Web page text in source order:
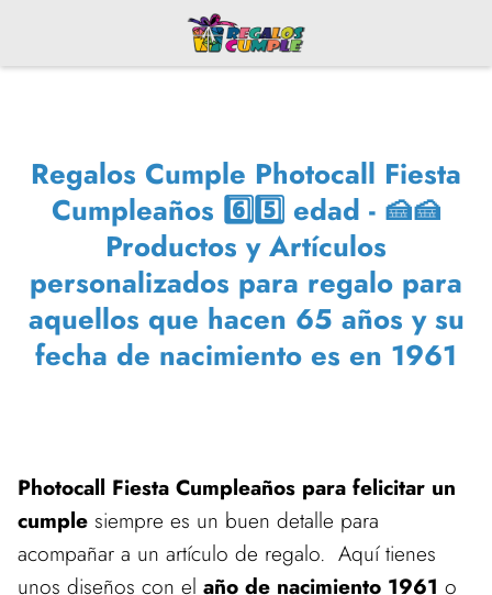
Regalos Cumple Photocall Fiesta
Cumpleaños 6️⃣5️⃣ edad - 🍰🍰
Productos y Artículos
personalizados para regalo para
aquellos que hacen 65 años y su
fecha de nacimiento es en 1961
Photocall Fiesta Cumpleaños para felicitar un
cumple siempre es un buen detalle para
acompañar a un artículo de regalo. Aquí tienes
unos diseños con el año de nacimiento 1961 o